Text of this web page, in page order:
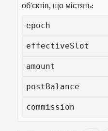
об'єктів, що містять:
epoch
effectiveSlot
amount
postBalance
commission